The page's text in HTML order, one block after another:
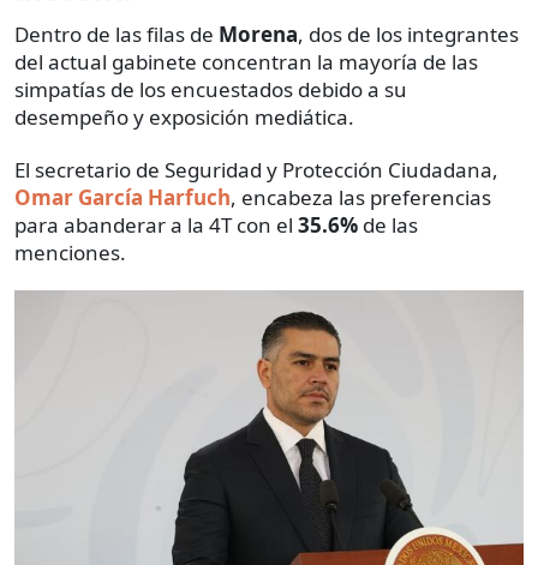
Dentro de las filas de Morena, dos de los integrantes
del actual gabinete concentran la mayoría de las
simpatías de los encuestados debido a su
desempeño y exposición mediática.
El secretario de Seguridad y Protección Ciudadana,
Omar García Harfuch, encabeza las preferencias
para abanderar a la 4T con el 35.6% de las
menciones.